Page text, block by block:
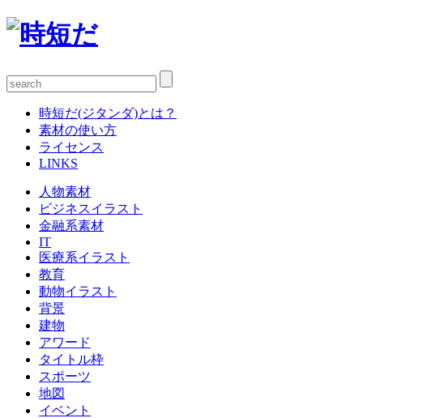
時短だ(ジタンダ)とは？
素材の使い方
ライセンス
LINKS
人物素材
ビジネスイラスト
金融系素材
IT
医療系イラスト
教育
動物イラスト
背景
建物
アワード
タイトル枠
スポーツ
地図
イベント